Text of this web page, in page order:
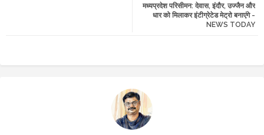
ats
मध्यप्रदेश परिसीमन: देवास, इंदौर, उज्जैन और
धार को मिलाकर इंटीग्रेटेड मेट्रो बनाएंगे -
NEWS TODAY